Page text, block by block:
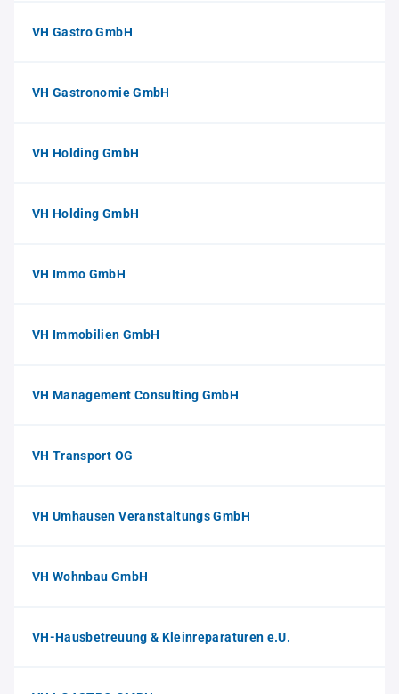
VH Gastro GmbH
VH Gastronomie GmbH
VH Holding GmbH
VH Holding GmbH
VH Immo GmbH
VH Immobilien GmbH
VH Management Consulting GmbH
VH Transport OG
VH Umhausen Veranstaltungs GmbH
VH Wohnbau GmbH
VH-Hausbetreuung & Kleinreparaturen e.U.